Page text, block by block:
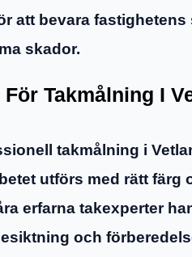
att bevara fastighetens
skador.
Takmålning I
takmålning i
utförs med rätt färg
erfarna takexperter
och